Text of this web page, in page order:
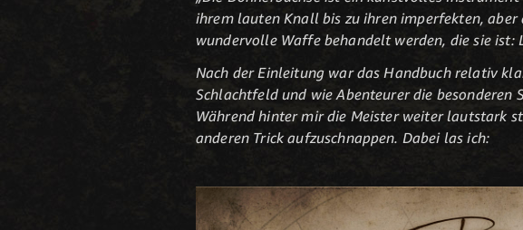
ihrem lauten Knall bis zu ihren imperfekten, aber
wundervolle Waffe behandelt werden, die sie ist:
Nach der Einleitung war das Handbuch relativ
Schlachtfeld und wie Abenteurer die besonderen
Während hinter mir die Meister weiter lautstark
anderen Trick aufzuschnappen. Dabei las ich: